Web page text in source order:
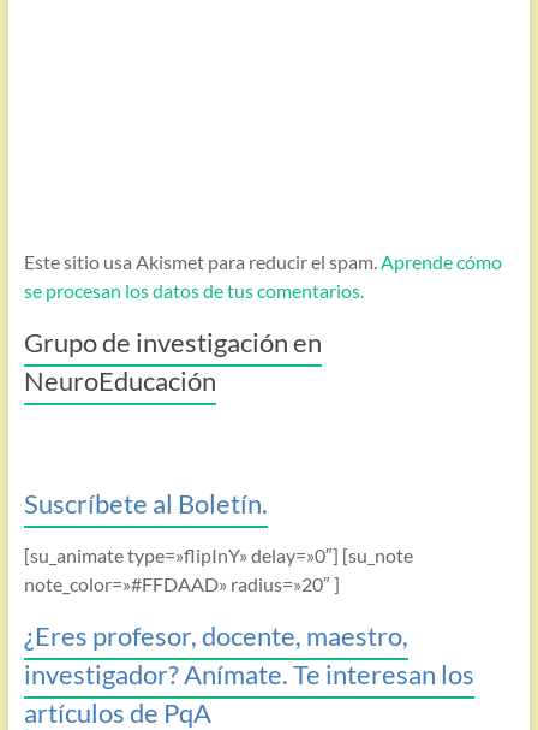
Este sitio usa Akismet para reducir el spam. Aprende cómo
se procesan los datos de tus comentarios.
Grupo de investigación en
NeuroEducación
Suscríbete al Boletín.
[su_animate type=»flipInY» delay=»0″] [su_note
note_color=»#FFDAAD» radius=»20″ ]
¿Eres profesor, docente, maestro,
investigador? Anímate. Te interesan los
artículos de PqA